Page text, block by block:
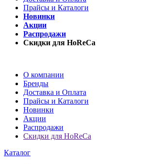
Прайсы и Каталоги
Новинки
Акции
Распродажи
Скидки для HoReCa
О компании
Бренды
Доставка и Оплата
Прайсы и Каталоги
Новинки
Акции
Распродажи
Скидки для HoReCa
Каталог